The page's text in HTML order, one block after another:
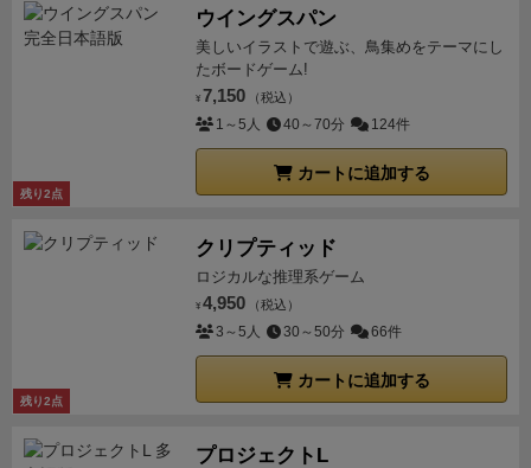
残り2点
ウイングスパン
美しいイラストで遊ぶ、鳥集めをテーマにし
たボードゲーム!
¥ 7,150 （税込）
1～5人 40～70分 124件
カートに追加する
残り2点
クリプティッド
ロジカルな推理系ゲーム
¥ 4,950 （税込）
3～5人 30～50分 66件
カートに追加する
プロジェクトL